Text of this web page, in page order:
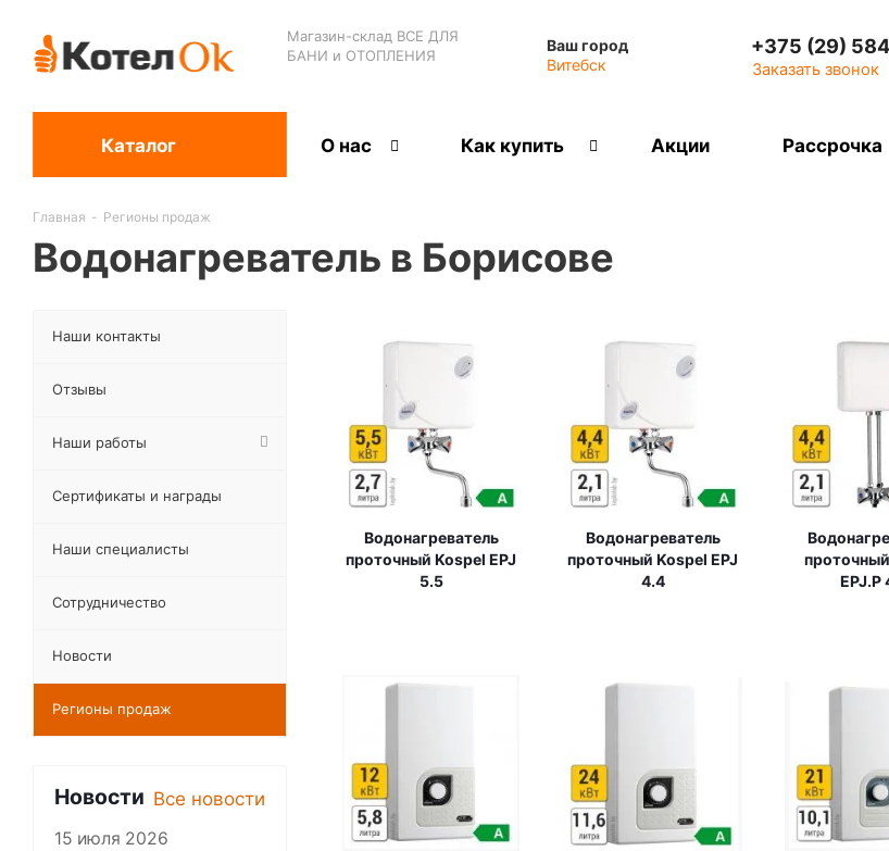
Магазин-склад ВСЕ ДЛЯ
БАНИ и ОТОПЛЕНИЯ
Ваш город
Витебск
+375 (29)
Заказать звонок
Каталог О нас Как купить Акции Рассрочка
Главная - Регионы продаж
Водонагреватель в Борисове
Водонагреватель
проточный Kospel EPJ
5.5
Водонагреватель
проточный Kospel EPJ
4.4
EPJ.P
Наши контакты
Отзывы
Наши работы
Сертификаты и награды
Наши специалисты
Сотрудничество
Новости
Регионы продаж
Новости Все новости
15 июля 2026